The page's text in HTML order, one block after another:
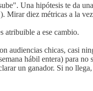
Una hipótesis te da
Mirar diez métricas a la
atribuible a ese cambio.
audiencias chicas, casi
hábil entera) para no
un ganador. Si no